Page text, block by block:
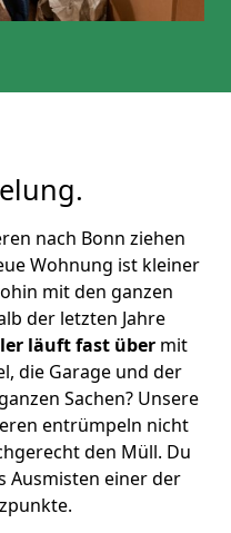
nach Bonn ziehen
Wohnung ist kleiner
mit den ganzen
der letzten Jahre
läuft fast über mit
die Garage und der
Sachen? Unsere
entrümpeln nicht
den Müll. Du
Ausmisten einer der